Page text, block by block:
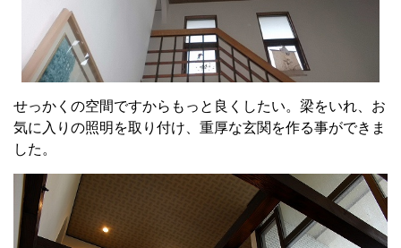
せっかくの空間ですからもっと良くしたい。梁をいれ、お
気に入りの照明を取り付け、重厚な玄関を作る事ができま
した。